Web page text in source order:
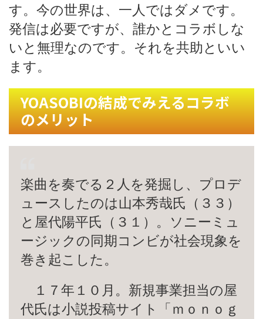
す。今の世界は、一人ではダメです。
発信は必要ですが、誰かとコラボしな
いと無理なのです。それを共助といい
ます。
YOASOBIの結成でみえるコラボ
のメリット
楽曲を奏でる２人を発掘し、プロデ
ュースしたのは山本秀哉氏（３３）
と屋代陽平氏（３１）。ソニーミュ
ージックの同期コンビが社会現象を
巻き起こした。
１７年１０月。新規事業担当の屋
代氏は小説投稿サイト「ｍｏｎｏｇ